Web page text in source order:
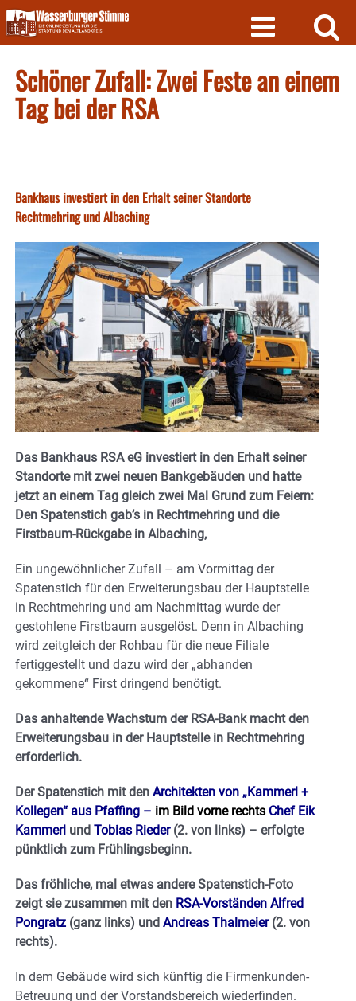
Skip
to
content
Schöner Zufall: Zwei Feste an einem
Tag bei der RSA
Bankhaus investiert in den Erhalt seiner Standorte
Rechtmehring und Albaching
Das Bankhaus RSA eG investiert in den Erhalt seiner
Standorte mit zwei neuen Bankgebäuden und hatte
jetzt an einem Tag gleich zwei Mal Grund zum Feiern:
Den Spatenstich gab’s in Rechtmehring und die
Firstbaum-Rückgabe in Albaching,
Ein ungewöhnlicher Zufall – am Vormittag der
Spatenstich für den Erweiterungsbau der Hauptstelle
in Rechtmehring und am Nachmittag wurde der
gestohlene Firstbaum ausgelöst. Denn in Albaching
wird zeitgleich der Rohbau für die neue Filiale
fertiggestellt und dazu wird der „abhanden
gekommene“ First dringend benötigt.
Das anhaltende Wachstum der RSA-Bank macht den
Erweiterungsbau in der Hauptstelle in Rechtmehring
erforderlich.
Der Spatenstich mit den Architekten von „Kammerl +
Kollegen“ aus Pfaffing – im Bild vorne rechts Chef Eik
Kammerl und Tobias Rieder(2. von links) – erfolgte
pünktlich zum Frühlingsbeginn.
Das fröhliche, mal etwas andere Spatenstich-Foto
zeigt sie zusammen mit den RSA-Vorständen Alfred
Pongratz (ganz links) und Andreas Thalmeier(2. von
rechts).
In dem Gebäude wird sich künftig die Firmenkunden-
Betreuung und der Vorstandsbereich wiederfinden.